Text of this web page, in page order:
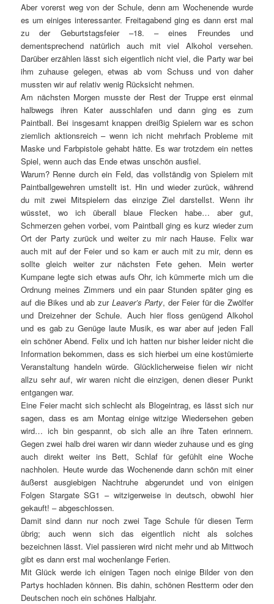
Aber vorerst weg von der Schule, denn am Wochenende wurde
es um einiges interessanter. Freitagabend ging es dann erst mal
zu der Geburtstagsfeier –18. – eines Freundes und
dementsprechend natürlich auch mit viel Alkohol versehen.
Darüber erzählen lässt sich eigentlich nicht viel, die Party war bei
ihm zuhause gelegen, etwas ab vom Schuss und von daher
mussten wir auf relativ wenig Rücksicht nehmen.
Am nächsten Morgen musste der Rest der Truppe erst einmal
halbwegs ihren Kater ausschlafen und dann ging es zum
Paintball. Bei insgesamt knappen dreißig Spielern war es schon
ziemlich aktionsreich – wenn ich nicht mehrfach Probleme mit
Maske und Farbpistole gehabt hätte. Es war trotzdem ein nettes
Spiel, wenn auch das Ende etwas unschön ausfiel.
Warum? Renne durch ein Feld, das vollständig von Spielern mit
Paintballgewehren umstellt ist. Hin und wieder zurück, während
du mit zwei Mitspielern das einzige Ziel darstellst. Wenn ihr
wüsstet, wo ich überall blaue Flecken habe… aber gut,
Schmerzen gehen vorbei, vom Paintball ging es kurz wieder zum
Ort der Party zurück und weiter zu mir nach Hause. Felix war
auch mit auf der Feier und so kam er auch mit zu mir, denn es
sollte gleich weiter zur nächsten Fete gehen. Mein werter
Kumpane legte sich etwas aufs Ohr, ich kümmerte mich um die
Ordnung meines Zimmers und ein paar Stunden später ging es
auf die Bikes und ab zur Leaver’s Party, der Feier für die Zwölfer
und Dreizehner der Schule. Auch hier floss genügend Alkohol
und es gab zu Genüge laute Musik, es war aber auf jeden Fall
ein schöner Abend. Felix und ich hatten nur bisher leider nicht die
Information bekommen, dass es sich hierbei um eine kostümierte
Veranstaltung handeln würde. Glücklicherweise fielen wir nicht
allzu sehr auf, wir waren nicht die einzigen, denen dieser Punkt
entgangen war.
Eine Feier macht sich schlecht als Blogeintrag, es lässt sich nur
sagen, dass es am Montag einige witzige Wiedersehen geben
wird… ich bin gespannt, ob sich alle an ihre Taten erinnern.
Gegen zwei halb drei waren wir dann wieder zuhause und es ging
auch direkt weiter ins Bett, Schlaf für gefühlt eine Woche
nachholen. Heute wurde das Wochenende dann schön mit einer
äußerst ausgiebigen Nachtruhe abgerundet und von einigen
Folgen Stargate SG1 – witzigerweise in deutsch, obwohl hier
gekauft! – abgeschlossen.
Damit sind dann nur noch zwei Tage Schule für diesen Term
übrig; auch wenn sich das eigentlich nicht als solches
bezeichnen lässt. Viel passieren wird nicht mehr und ab Mittwoch
gibt es dann erst mal wochenlange Ferien.
Mit Glück werde ich einigen Tagen noch einige Bilder von den
Partys hochladen können. Bis dahin, schönen Restterm oder den
Deutschen noch ein schönes Halbjahr.